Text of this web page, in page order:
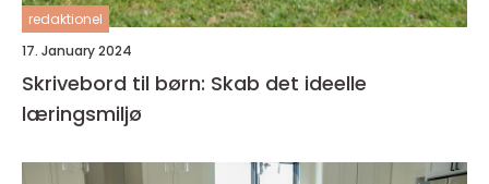
redaktionel
17. January 2024
Skrivebord til børn: Skab det ideelle
læringsmiljø